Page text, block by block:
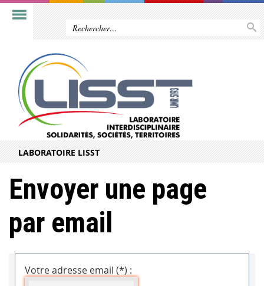
LABORATOIRE LISST
Envoyer une page
par email
Votre adresse email (*) :